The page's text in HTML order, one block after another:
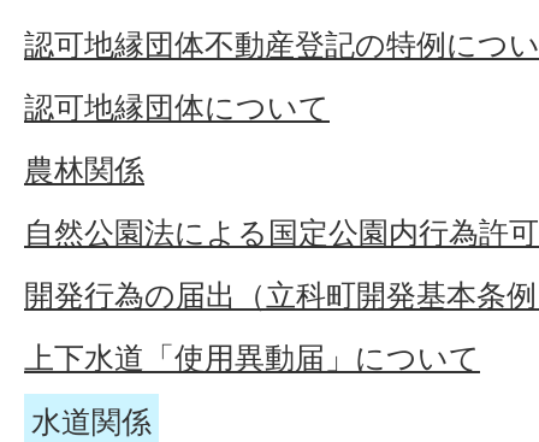
認可地縁団体不動産登記の特例につ
認可地縁団体について
農林関係
自然公園法による国定公園内行為許
開発行為の届出（立科町開発基本条
上下水道「使用異動届」について
水道関係